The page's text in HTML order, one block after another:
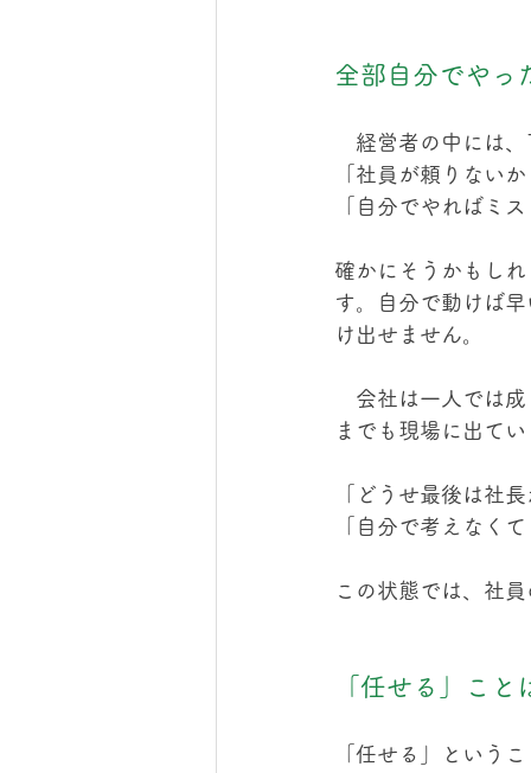
全部自分でや
経営者の中には、
「社員が頼りない
「自分でやればミ
確かにそうかもし
す。自分で動けば
け出せません。
会社は一人では成
までも現場に出て
「どうせ最後は社
「自分で考えなく
この状態では、社
「任せる」こ
「任せる」という